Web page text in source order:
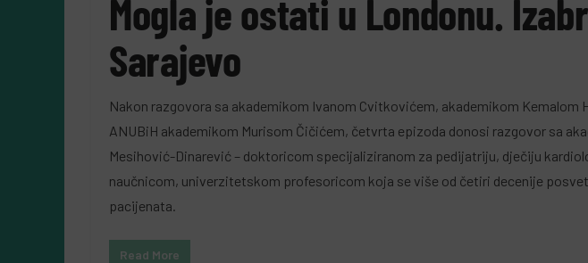
Mogla je ostati u Londonu.
Sarajevo
Nakon razgovora sa akademikom Ivanom Cvitkovićem, akademikom Kemalom
ANUBiH akademikom Murisom Čičićem, četvrta epizoda donosi razgovor sa
Mesihović-Dinarević – doktoricom specijaliziranom za pedijatriju, dječiju
naučnicom, univerzitetskom profesoricom koja se više od četiri decenije
pacijenata.
Read More
5 Augusta, 2026 Almir Kurbegović